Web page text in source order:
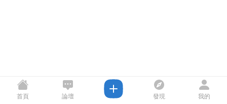
首頁 論壇 發現 我的